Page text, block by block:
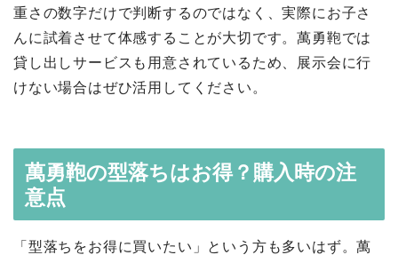
重さの数字だけで判断するのではなく、実際にお子さ
んに試着させて体感することが大切です。萬勇鞄では
貸し出しサービスも用意されているため、展示会に行
けない場合はぜひ活用してください。
萬勇鞄の型落ちはお得？購入時の注
意点
「型落ちをお得に買いたい」という方も多いはず。萬